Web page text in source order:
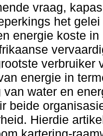
vraag,
het
energie koste
verbruiker
energie in
van water en
beide
Hierdie